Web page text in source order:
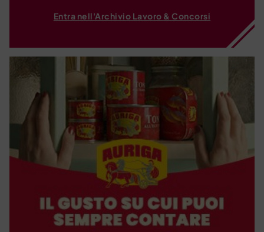
Entra nell'Archivio Lavoro & Concorsi